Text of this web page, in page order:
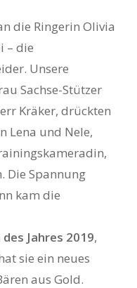
die Ringerin Olivia
– die
Unsere
Sachse-Stützer
Kräker, drückten
Lena und Nele,
Die Spannung
kam die
Jahres 2019,
sie ein neues
aus Gold.